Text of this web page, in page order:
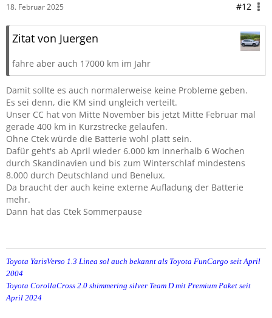
18. Februar 2025 #12
Zitat von Juergen
fahre aber auch 17000 km im Jahr
Damit sollte es auch normalerweise keine Probleme geben.
Es sei denn, die KM sind ungleich verteilt.
Unser CC hat von Mitte November bis jetzt Mitte Februar mal
gerade 400 km in Kurzstrecke gelaufen.
Ohne Ctek würde die Batterie wohl platt sein.
Dafür geht's ab April wieder 6.000 km innerhalb 6 Wochen
durch Skandinavien und bis zum Winterschlaf mindestens
8.000 durch Deutschland und Benelux.
Da braucht der auch keine externe Aufladung der Batterie
mehr.
Dann hat das Ctek Sommerpause
Toyota YarisVerso 1.3 Linea sol auch bekannt als Toyota FunCargo seit April
2004
Toyota CorollaCross 2.0 shimmering silver Team D mit Premium Paket seit
April 2024